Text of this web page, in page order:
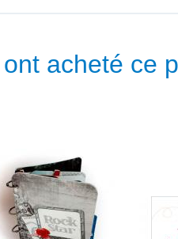
acheté ce